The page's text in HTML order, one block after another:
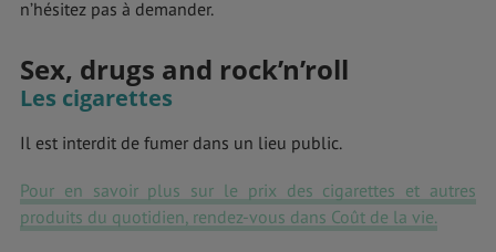
n’hésitez pas à demander.
Sex, drugs and rock’n’roll
Les cigarettes
Il est interdit de fumer dans un lieu public.
Pour en savoir plus sur le prix des cigarettes et autres
produits du quotidien, rendez-vous dans Coût de la vie.